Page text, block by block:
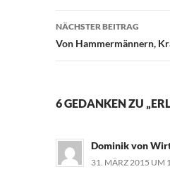
NÄCHSTER BEITRAG
Von Hammermännern,
6 GEDANKEN ZU
Dominik von
31. MÄRZ 2015 UM